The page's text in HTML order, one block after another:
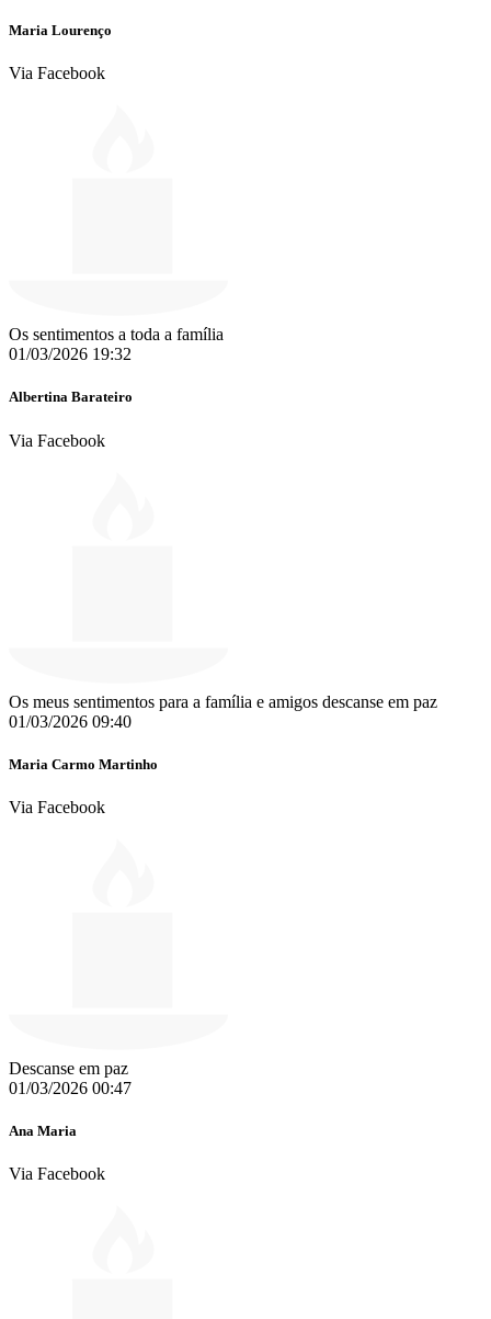
Maria Lourenço
Via Facebook
Os sentimentos a toda a família
01/03/2026 19:32
Albertina Barateiro
Via Facebook
Os meus sentimentos para a família e amigos descanse em paz
01/03/2026 09:40
Maria Carmo Martinho
Via Facebook
Descanse em paz
01/03/2026 00:47
Ana Maria
Via Facebook